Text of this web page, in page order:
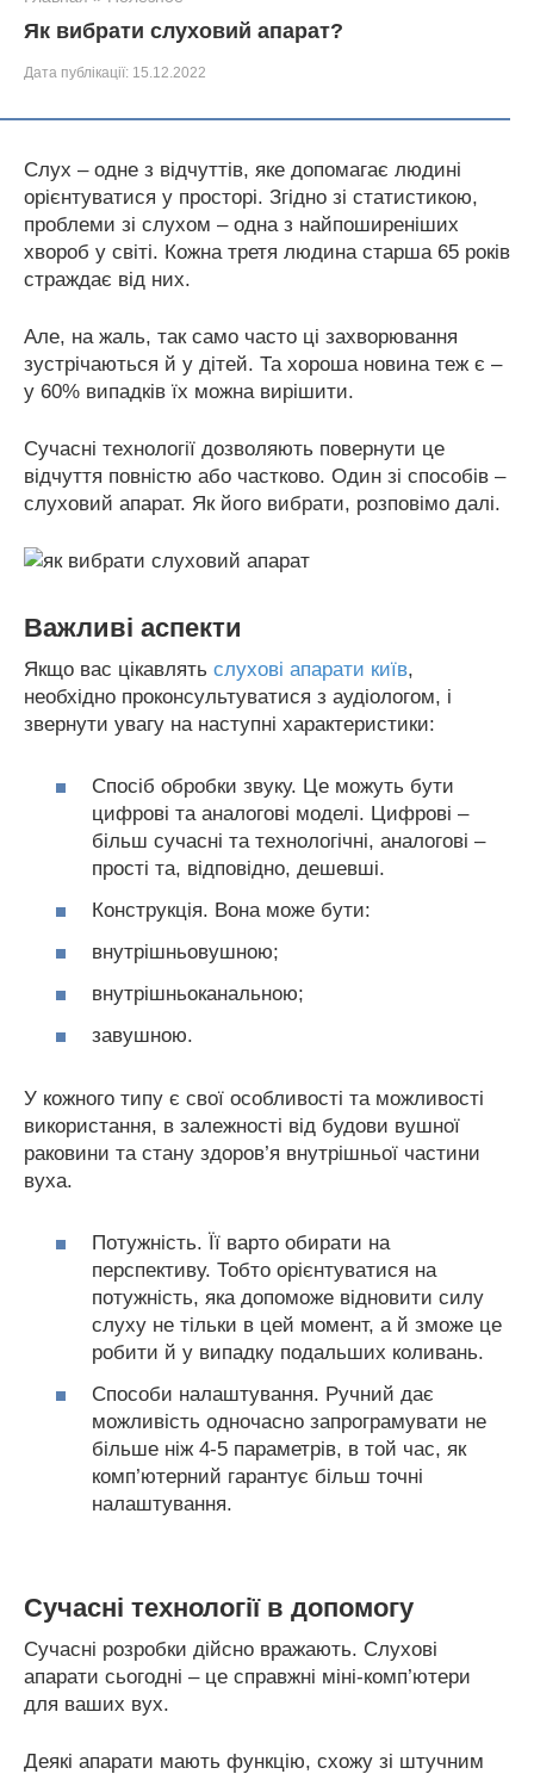
Як вибрати слуховий апарат?
Дата публікації: 15.12.2022
Слух – одне з відчуттів, яке допомагає людині
орієнтуватися у просторі. Згідно зі статистикою,
проблеми зі слухом – одна з найпоширеніших
хвороб у світі. Кожна третя людина старша 65 років
страждає від них.
Але, на жаль, так само часто ці захворювання
зустрічаються й у дітей. Та хороша новина теж є –
у 60% випадків їх можна вирішити.
Сучасні технології дозволяють повернути це
відчуття повністю або частково. Один зі способів –
слуховий апарат. Як його вибрати, розповімо далі.
Важливі аспекти
Якщо вас цікавлять слухові апарати київ,
необхідно проконсультуватися з аудіологом, і
звернути увагу на наступні характеристики:
Спосіб обробки звуку. Це можуть бути
цифрові та аналогові моделі. Цифрові –
більш сучасні та технологічні, аналогові –
прості та, відповідно, дешевші.
Конструкція. Вона може бути:
внутрішньовушною;
внутрішньоканальною;
завушною.
У кожного типу є свої особливості та можливості
використання, в залежності від будови вушної
раковини та стану здоров’я внутрішньої частини
вуха.
Потужність. Її варто обирати на
перспективу. Тобто орієнтуватися на
потужність, яка допоможе відновити силу
слуху не тільки в цей момент, а й зможе це
робити й у випадку подальших коливань.
Способи налаштування. Ручний дає
можливість одночасно запрограмувати не
більше ніж 4-5 параметрів, в той час, як
комп’ютерний гарантує більш точні
налаштування.
Сучасні технології в допомогу
Сучасні розробки дійсно вражають. Слухові
апарати сьогодні – це справжні міні-комп’ютери
для ваших вух.
Деякі апарати мають функцію, схожу зі штучним